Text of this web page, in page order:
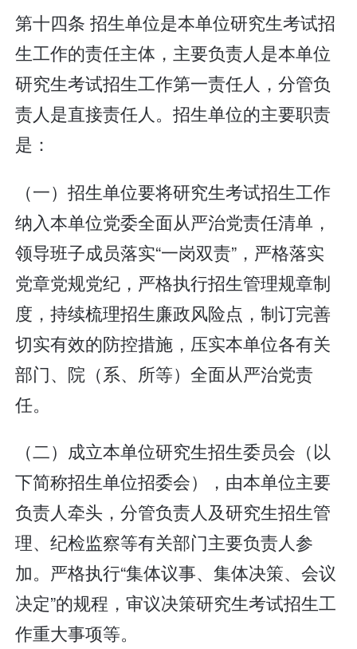
第十四条 招生单位是本单位研究生考试招
生工作的责任主体，主要负责人是本单位
研究生考试招生工作第一责任人，分管负
责人是直接责任人。招生单位的主要职责
是：
（一）招生单位要将研究生考试招生工作
纳入本单位党委全面从严治党责任清单，
领导班子成员落实“一岗双责”，严格落实
党章党规党纪，严格执行招生管理规章制
度，持续梳理招生廉政风险点，制订完善
切实有效的防控措施，压实本单位各有关
部门、院（系、所等）全面从严治党责
任。
（二）成立本单位研究生招生委员会（以
下简称招生单位招委会），由本单位主要
负责人牵头，分管负责人及研究生招生管
理、纪检监察等有关部门主要负责人参
加。严格执行“集体议事、集体决策、会议
决定”的规程，审议决策研究生考试招生工
作重大事项等。